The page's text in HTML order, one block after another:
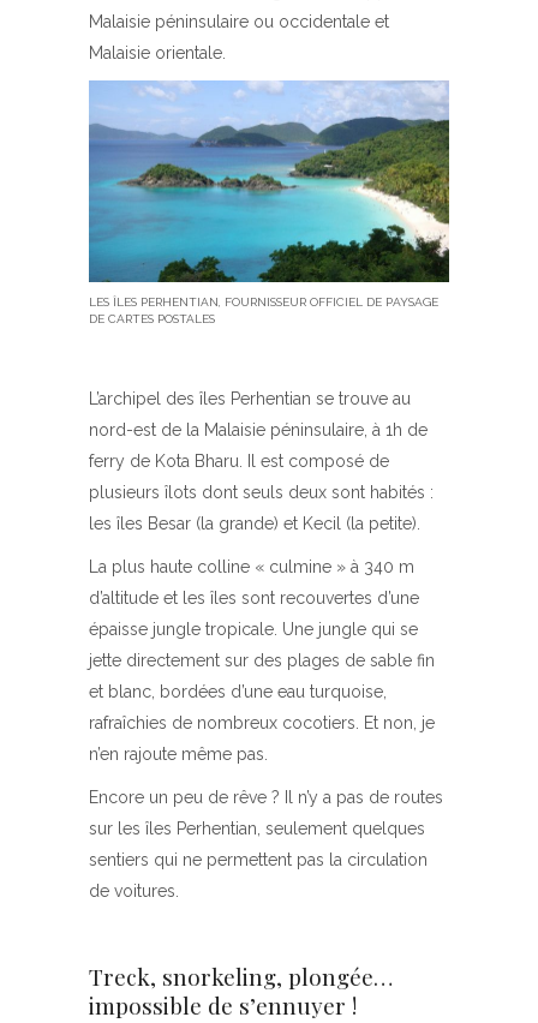
Malaisie péninsulaire ou occidentale et
Malaisie orientale.
LES ÎLES PERHENTIAN, FOURNISSEUR OFFICIEL DE PAYSAGE
DE CARTES POSTALES
L’archipel des îles Perhentian se trouve au
nord-est de la Malaisie péninsulaire, à 1h de
ferry de Kota Bharu. Il est composé de
plusieurs îlots dont seuls deux sont habités :
les îles Besar (la grande) et Kecil (la petite).
La plus haute colline « culmine » à 340 m
d’altitude et les îles sont recouvertes d’une
épaisse jungle tropicale. Une jungle qui se
jette directement sur des plages de sable fin
et blanc, bordées d’une eau turquoise,
rafraîchies de nombreux cocotiers. Et non, je
n’en rajoute même pas.
Encore un peu de rêve ? Il n’y a pas de routes
sur les îles Perhentian, seulement quelques
sentiers qui ne permettent pas la circulation
de voitures.
Treck, snorkeling, plongée…
impossible de s’ennuyer !